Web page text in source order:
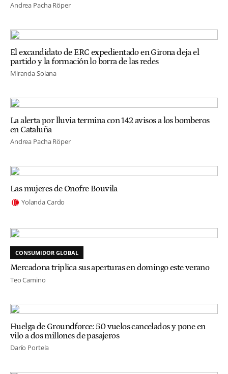
Andrea Pacha Röper
El excandidato de ERC expedientado en Girona deja el
partido y la formación lo borra de las redes
Miranda Solana
La alerta por lluvia termina con 142 avisos a los bomberos
en Cataluña
Andrea Pacha Röper
Las mujeres de Onofre Bouvila
Yolanda Cardo
CONSUMIDOR GLOBAL
Mercadona triplica sus aperturas en domingo este verano
Teo Camino
Huelga de Groundforce: 50 vuelos cancelados y pone en
vilo a dos millones de pasajeros
Darío Portela